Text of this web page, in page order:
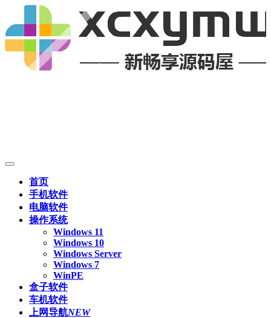
首页
手机软件
电脑软件
操作系统
Windows 11
Windows 10
Windows Server
Windows 7
WinPE
盒子软件
车机软件
上网导航NEW